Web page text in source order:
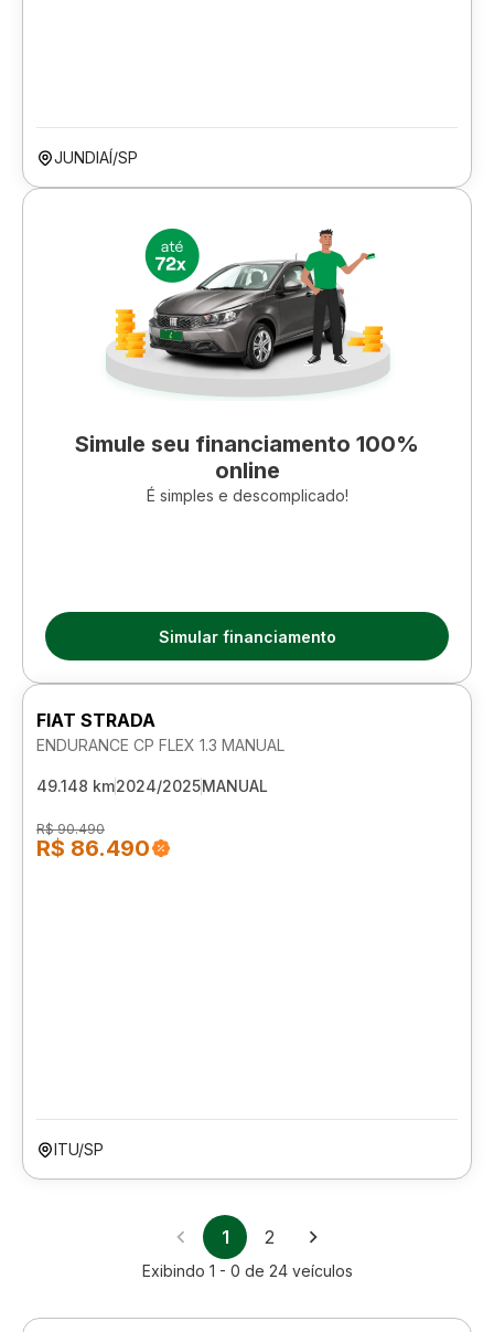
JUNDIAÍ/SP
Simule seu financiamento 100%
online
É simples e descomplicado!
Simular financiamento
FIAT STRADA
ENDURANCE CP FLEX 1.3 MANUAL
49.148 km2024/2025MANUAL
R$ 90.490
R$ 86.490
ITU/SP
1 2
Exibindo 1 - 0 de 24 veículos